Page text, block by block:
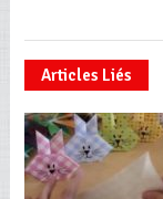
Articles Liés